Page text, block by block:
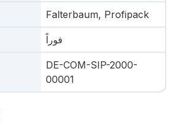
Falterbaum, Profipack
فوراً
DE-COM-SIP-2000-
00001